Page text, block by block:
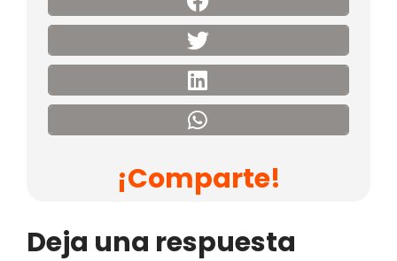
¡Comparte!
Deja una respuesta